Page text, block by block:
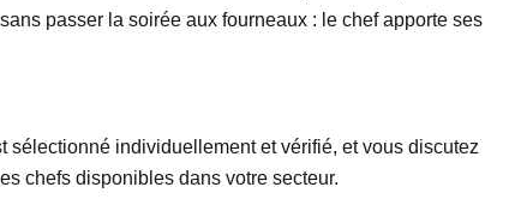
passer la soirée aux fourneaux : le chef apporte ses
individuellement et vérifié, et vous discutez
chefs disponibles dans votre secteur.